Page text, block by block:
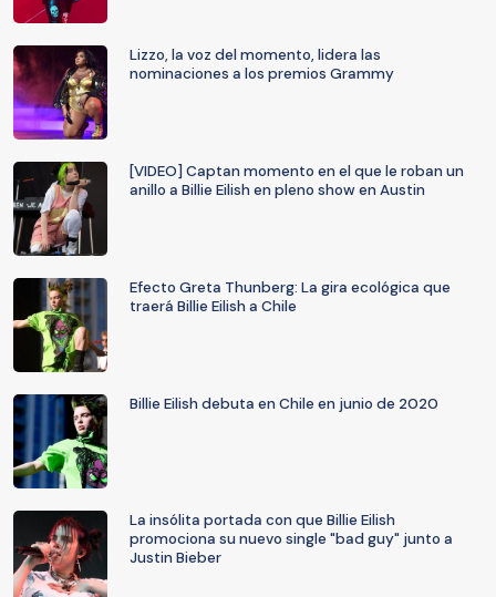
Lizzo, la voz del momento, lidera las
nominaciones a los premios Grammy
[VIDEO] Captan momento en el que le roban un
anillo a Billie Eilish en pleno show en Austin
Efecto Greta Thunberg: La gira ecológica que
traerá Billie Eilish a Chile
Billie Eilish debuta en Chile en junio de 2020
La insólita portada con que Billie Eilish
promociona su nuevo single "bad guy" junto a
Justin Bieber